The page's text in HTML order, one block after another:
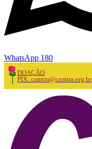
WhatsApp 180
DOAÇÃO
PIX: camtra@camtra.org.br